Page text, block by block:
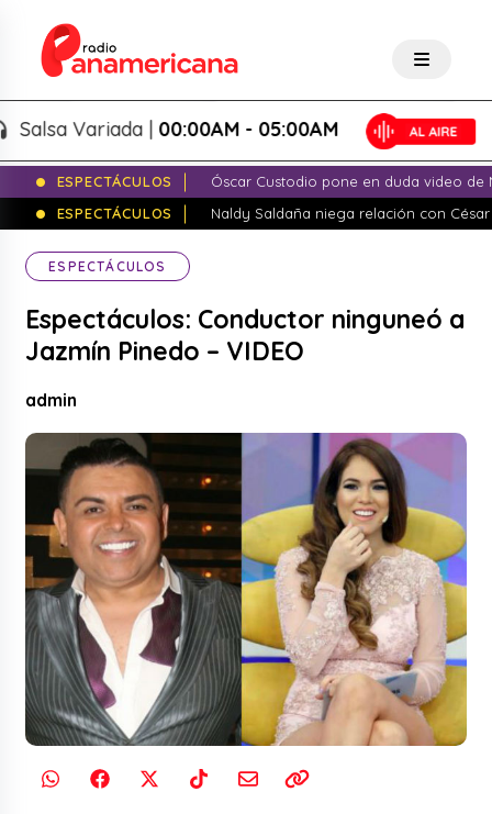
Variada |00:00AM - 05:00AM
ESPECTÁCULOS
Óscar Custodio pone en duda video de
ESPECTÁCULOS
Naldy Saldaña niega relación con
ESPECTÁCULOS
Espectáculos: Conductor ninguneó a
Jazmín Pinedo – VIDEO
admin